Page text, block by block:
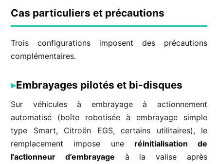
Cas particuliers et précautions
Trois configurations imposent des précautions
complémentaires.
Embrayages pilotés et bi-disques
Sur véhicules à embrayage à actionnement
automatisé (boîte robotisée à embrayage simple
type Smart, Citroën EGS, certains utilitaires), le
remplacement impose une réinitialisation de
l’actionneur d’embrayage à la valise après